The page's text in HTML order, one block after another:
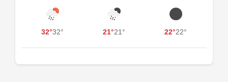
32°32° 21°21° 22°22°